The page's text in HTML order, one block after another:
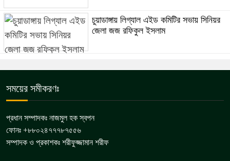
চুয়াডাঙ্গায় লিগ্যাল এইড কমিটির সভায় সিনিয়র
জেলা জজ রফিকুল ইসলাম
সময়ের সমীকরণঃ
প্রধান সম্পাদকঃ নাজমুল হক স্বপন
ফোনঃ +৮৮০২৪৭৭৭৮৭৫৫৬
সম্পাদক ও প্রকাশকঃ শরীফুজ্জামান শরীফ